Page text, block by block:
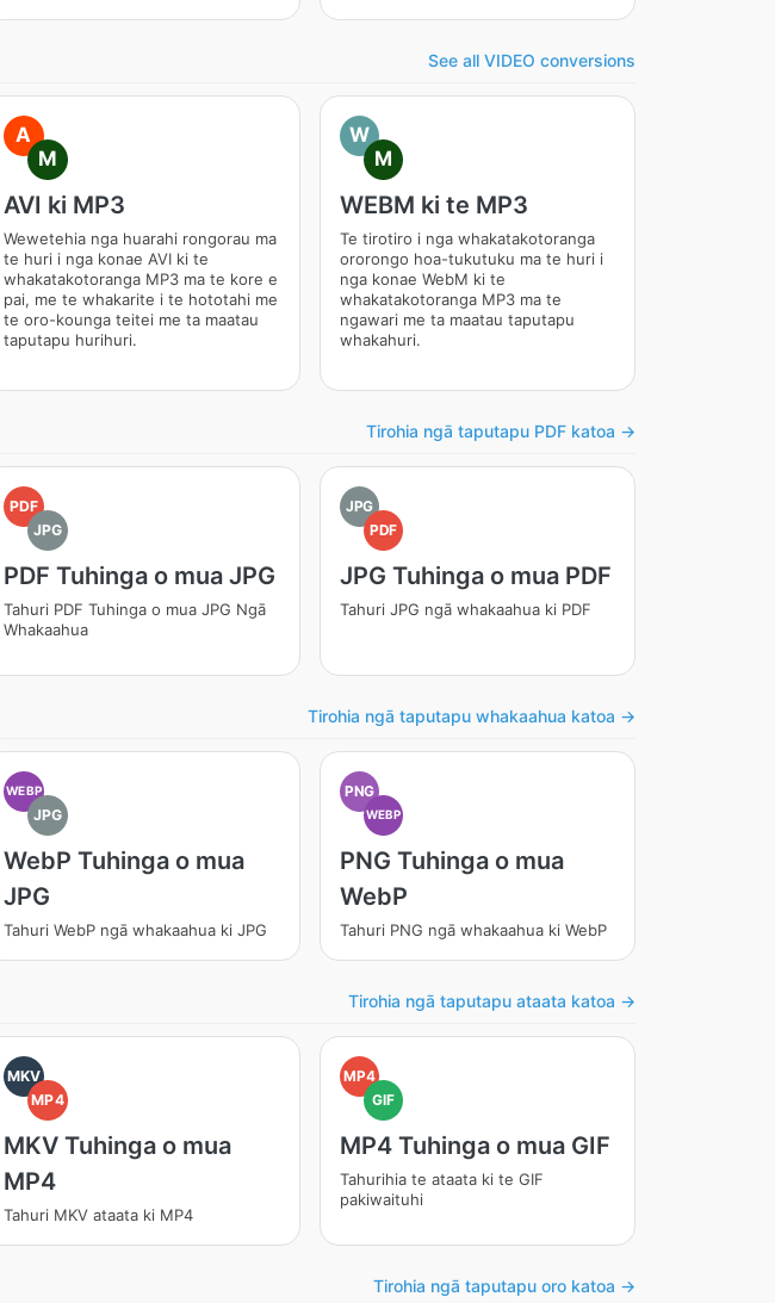
See all VIDEO conversions
A
M
AVI ki MP3
Wewetehia nga huarahi rongorau ma
te huri i nga konae AVI ki te
whakatakotoranga MP3 ma te kore e
pai, me te whakarite i te hototahi me
te oro-kounga teitei me ta maatau
taputapu hurihuri.
W
M
WEBM ki te MP3
Te tirotiro i nga whakatakotoranga
ororongo hoa-tukutuku ma te huri i
nga konae WebM ki te
whakatakotoranga MP3 ma te
ngawari me ta maatau taputapu
whakahuri.
Tirohia ngā taputapu PDF katoa →
PDF
JPG
PDF Tuhinga o mua JPG
Tahuri PDF Tuhinga o mua JPG Ngā
Whakaahua
JPG
PDF
JPG Tuhinga o mua PDF
Tahuri JPG ngā whakaahua ki PDF
Tirohia ngā taputapu whakaahua katoa →
WEBP
JPG
WebP Tuhinga o mua
JPG
Tahuri WebP ngā whakaahua ki JPG
PNG
WEBP
PNG Tuhinga o mua
WebP
Tahuri PNG ngā whakaahua ki WebP
Tirohia ngā taputapu ataata katoa →
MKV
MP4
MKV Tuhinga o mua
MP4
Tahuri MKV ataata ki MP4
MP4
GIF
MP4 Tuhinga o mua GIF
Tahurihia te ataata ki te GIF
pakiwaituhi
Tirohia ngā taputapu oro katoa →